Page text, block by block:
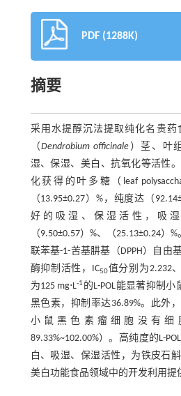
PDF (1288K)
摘要
采用水提醇沉法提取纯化名贵药
（Dendrobium officinale）茎、叶
湿、保湿、美白、抗氧化等活性
化获得的叶多糖（leaf
（13.95±0.27）%，纯度达（
好的吸湿、保湿活性，吸
（9.50±0.57）%、（25.13±0.24）
联苯基-1-苦基肼基（DPPH）自由
酶抑制活性，IC50值分别为2.232、
为125 mg⋅L-1 的L-POL能显著抑制
黑色素，抑制率达36.89%。此外，
小鼠黑色素瘤细胞没有细
89.33%~102.00%）。高纯度的L-
白、吸湿、保湿活性，为铁皮石
美白功能食品领域中的开发利用提